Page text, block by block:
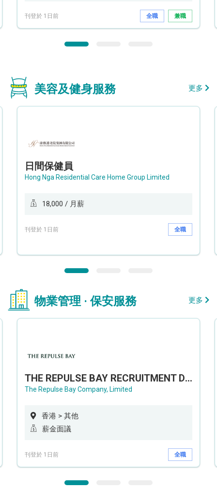
刊登於 1日前 全職 兼職
美容及健身服務 更多
日間保健員
Hong Nga Residential Care Home Group Limited
18,000 / 月薪
刊登於 1日前 全職
物業管理 · 保安服務 更多
THE REPULSE BAY RECRUITMENT DAY 淺水灣影灣園人才招聘會
The Repulse Bay Company, Limited
香港 > 其他
薪金面議
刊登於 1日前 全職